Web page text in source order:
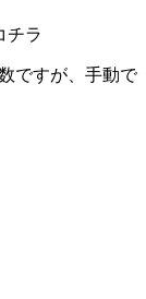
チラ
ですが、手動で